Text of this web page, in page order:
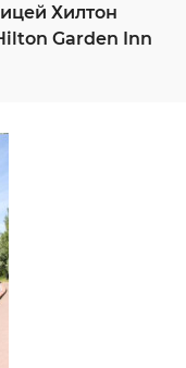
Хилтон
Garden Inn